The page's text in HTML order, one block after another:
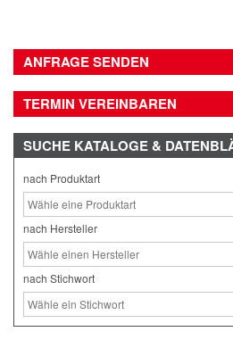
ANFRAGE SENDEN
TERMIN VEREINBAREN
SUCHE KATALOGE &
nach Produktart
nach Hersteller
nach Stichwort